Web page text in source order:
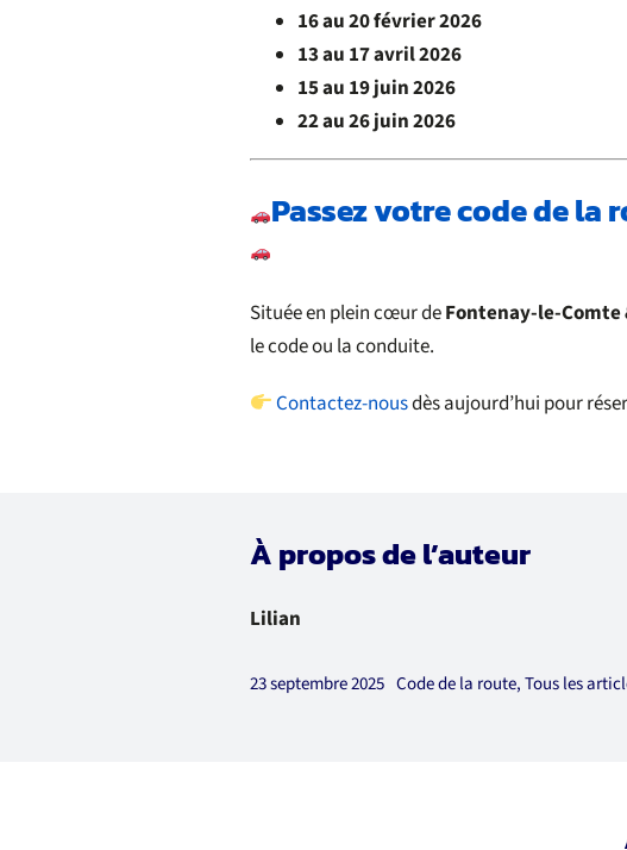
16 au 20 février 2026
13 au 17 avril 2026
15 au 19 juin 2026
22 au 26 juin 2026
Passez votre code de la
Située en plein cœur deFontenay-le-Comte
le code ou la conduite.
Contactez-nousdès aujourd’hui pour
À propos de l’auteur
Lilian
23 septembre 2025 Code de la route,Tous les